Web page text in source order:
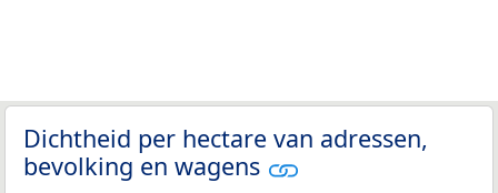
Dichtheid per hectare van adressen,
bevolking en wagens